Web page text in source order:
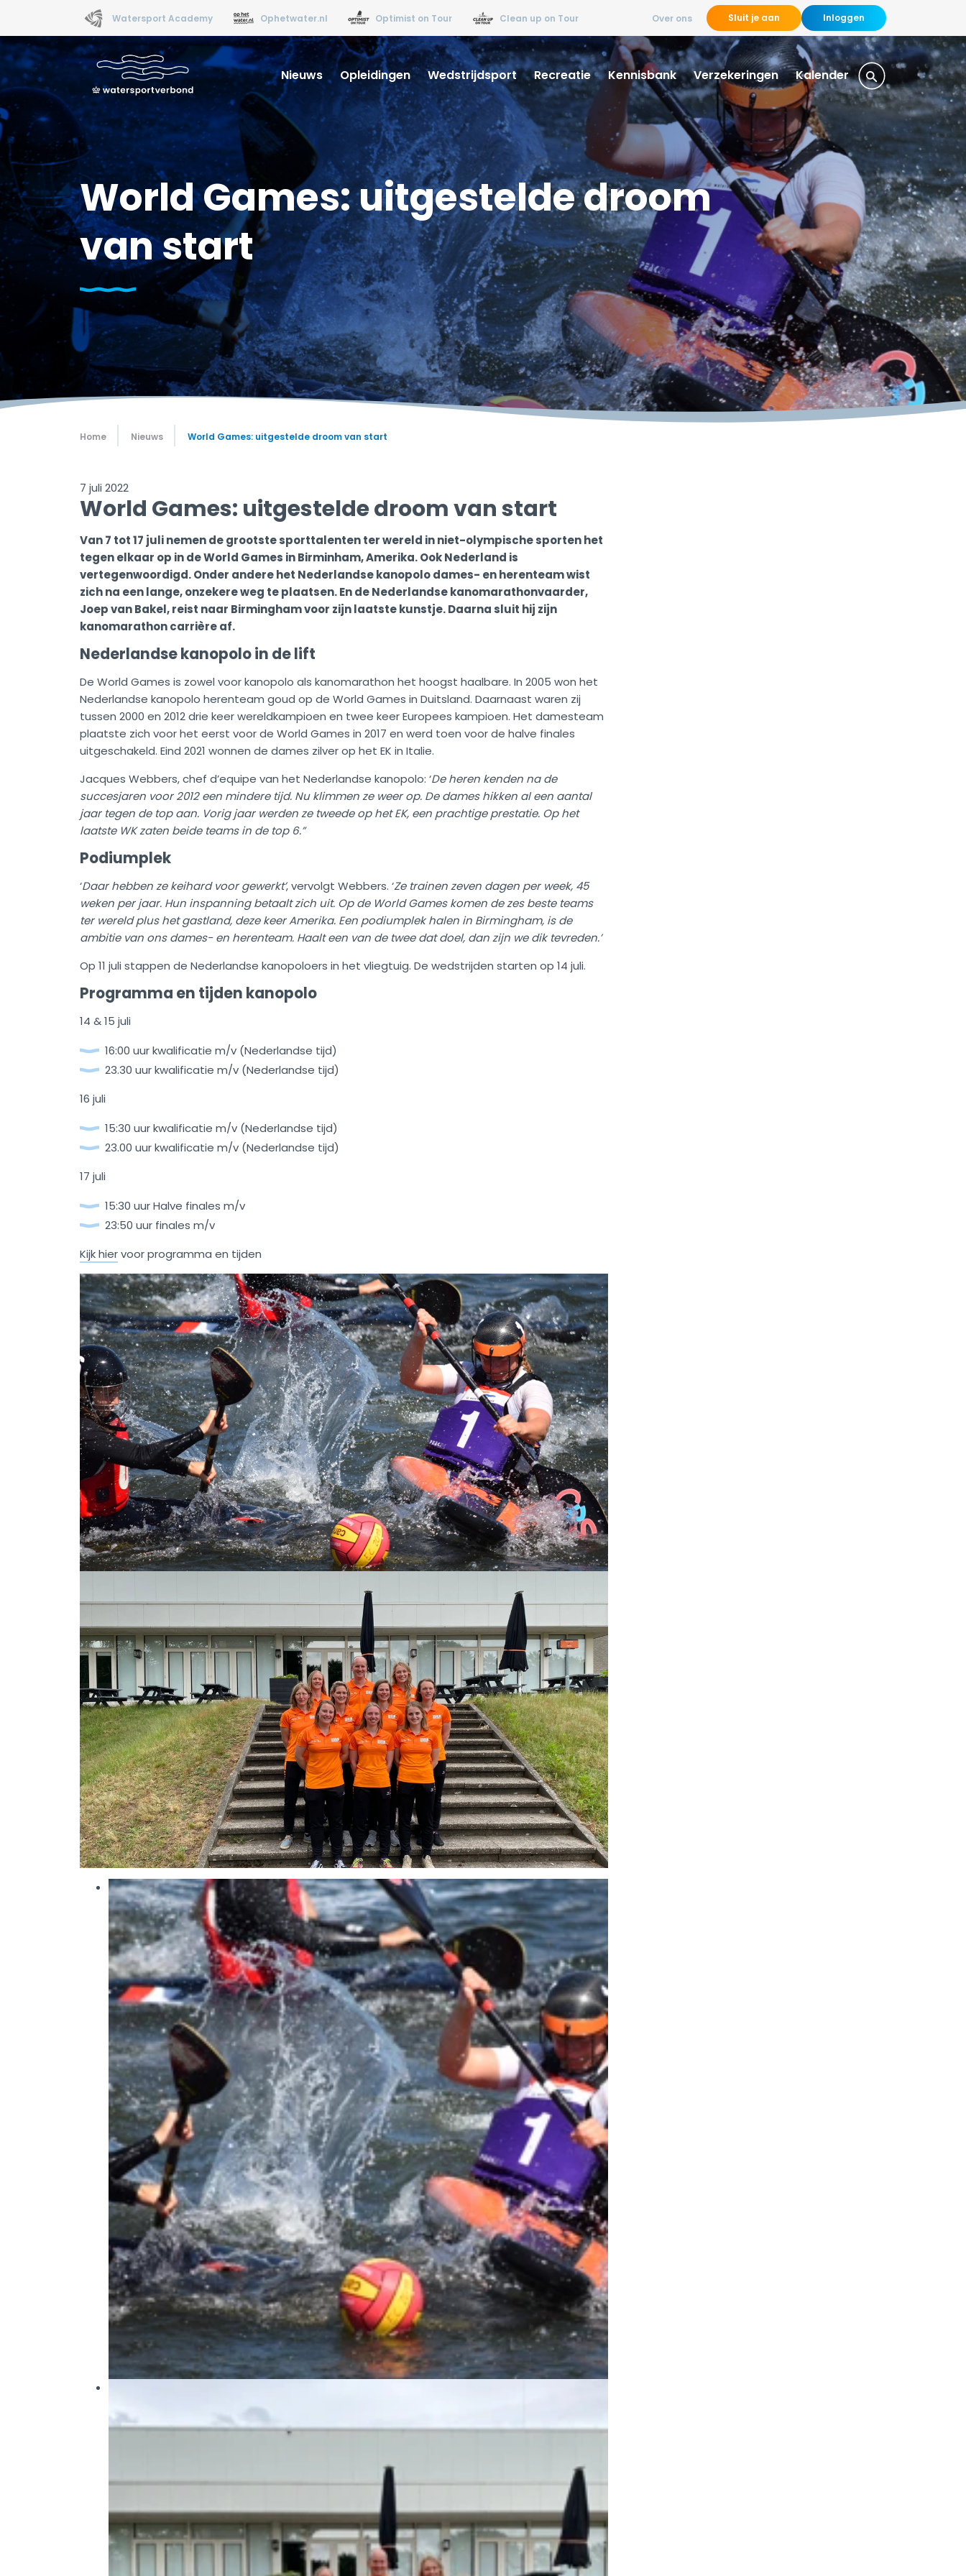
Watersport Academy Ophetwater.nl Optimist on Tour Clean up on Tour Over ons Sluit je aan Inloggen
Nieuws Opleidingen Wedstrijdsport Recreatie Kennisbank Verzekeringen Kalender
World Games: uitgestelde droom
van start
Home Nieuws World Games: uitgestelde droom van start
7 juli 2022
World Games: uitgestelde droom van start
Van 7 tot 17 juli nemen de grootste sporttalenten ter wereld in niet-olympische sporten het
tegen elkaar op in de World Games in Birminham, Amerika. Ook Nederland is
vertegenwoordigd. Onder andere het Nederlandse kanopolo dames- en herenteam wist
zich na een lange, onzekere weg te plaatsen. En de Nederlandse kanomarathonvaarder,
Joep van Bakel, reist naar Birmingham voor zijn laatste kunstje. Daarna sluit hij zijn
kanomarathon carrière af.
Nederlandse kanopolo in de lift
De World Games is zowel voor kanopolo als kanomarathon het hoogst haalbare. In 2005 won het
Nederlandse kanopolo herenteam goud op de World Games in Duitsland. Daarnaast waren zij
tussen 2000 en 2012 drie keer wereldkampioen en twee keer Europees kampioen. Het damesteam
plaatste zich voor het eerst voor de World Games in 2017 en werd toen voor de halve finales
uitgeschakeld. Eind 2021 wonnen de dames zilver op het EK in Italie.
Jacques Webbers, chef d’equipe van het Nederlandse kanopolo: ‘De heren kenden na de
succesjaren voor 2012 een mindere tijd. Nu klimmen ze weer op. De dames hikken al een aantal
jaar tegen de top aan. Vorig jaar werden ze tweede op het EK, een prachtige prestatie. Op het
laatste WK zaten beide teams in de top 6.”
Podiumplek
‘Daar hebben ze keihard voor gewerkt’, vervolgt Webbers. ‘Ze trainen zeven dagen per week, 45
weken per jaar. Hun inspanning betaalt zich uit. Op de World Games komen de zes beste teams
ter wereld plus het gastland, deze keer Amerika. Een podiumplek halen in Birmingham, is de
ambitie van ons dames- en herenteam. Haalt een van de twee dat doel, dan zijn we dik tevreden.’
Op 11 juli stappen de Nederlandse kanopoloers in het vliegtuig. De wedstrijden starten op 14 juli.
Programma en tijden kanopolo
14 & 15 juli
16:00 uur kwalificatie m/v (Nederlandse tijd)
23.30 uur kwalificatie m/v (Nederlandse tijd)
16 juli
15:30 uur kwalificatie m/v (Nederlandse tijd)
23.00 uur kwalificatie m/v (Nederlandse tijd)
17 juli
15:30 uur Halve finales m/v
23:50 uur finales m/v
Kijk hiervoor programma en tijden